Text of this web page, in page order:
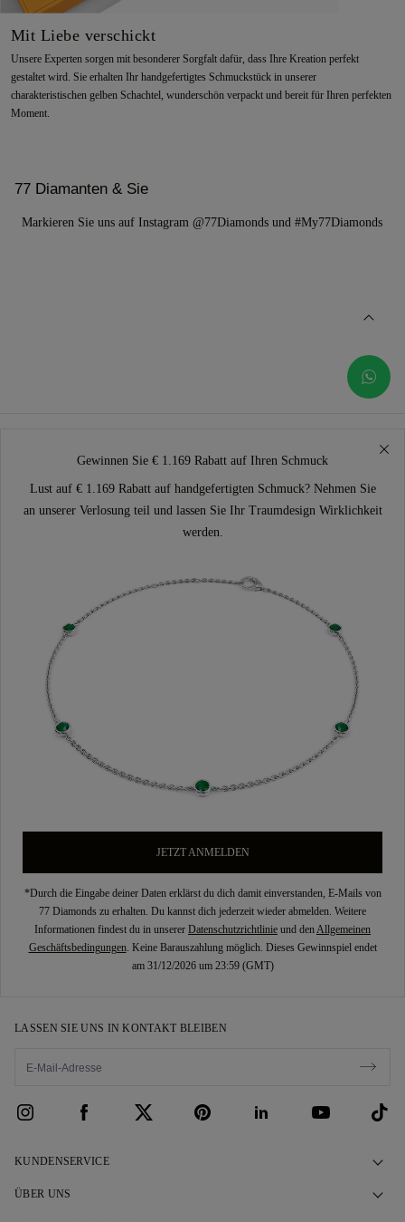
Mit Liebe verschickt
Unsere Experten sorgen mit besonderer Sorgfalt dafür, dass Ihre Kreation perfekt
gestaltet wird. Sie erhalten Ihr handgefertigtes Schmuckstück in unserer
charakteristischen gelben Schachtel, wunderschön verpackt und bereit für Ihren perfekten
Moment.
77 Diamanten & Sie
Markieren Sie uns auf Instagram @77Diamonds und #My77Diamonds
Gewinnen Sie € 1.169 Rabatt auf Ihren Schmuck
Lust auf € 1.169 Rabatt auf handgefertigten Schmuck? Nehmen Sie
an unserer Verlosung teil und lassen Sie Ihr Traumdesign Wirklichkeit
werden.
JETZT ANMELDEN
*Durch die Eingabe deiner Daten erklärst du dich damit einverstanden, E-Mails von
77 Diamonds zu erhalten. Du kannst dich jederzeit wieder abmelden. Weitere
Informationen findest du in unserer Datenschutzrichtlinie und denAllgemeinen
Geschäftsbedingungen. Keine Barauszahlung möglich. Dieses Gewinnspiel endet
am 31/12/2026 um 23:59 (GMT)
LASSEN SIE UNS IN KONTAKT BLEIBEN
KUNDENSERVICE
Kontaktieren Sie uns
ÜBER UNS